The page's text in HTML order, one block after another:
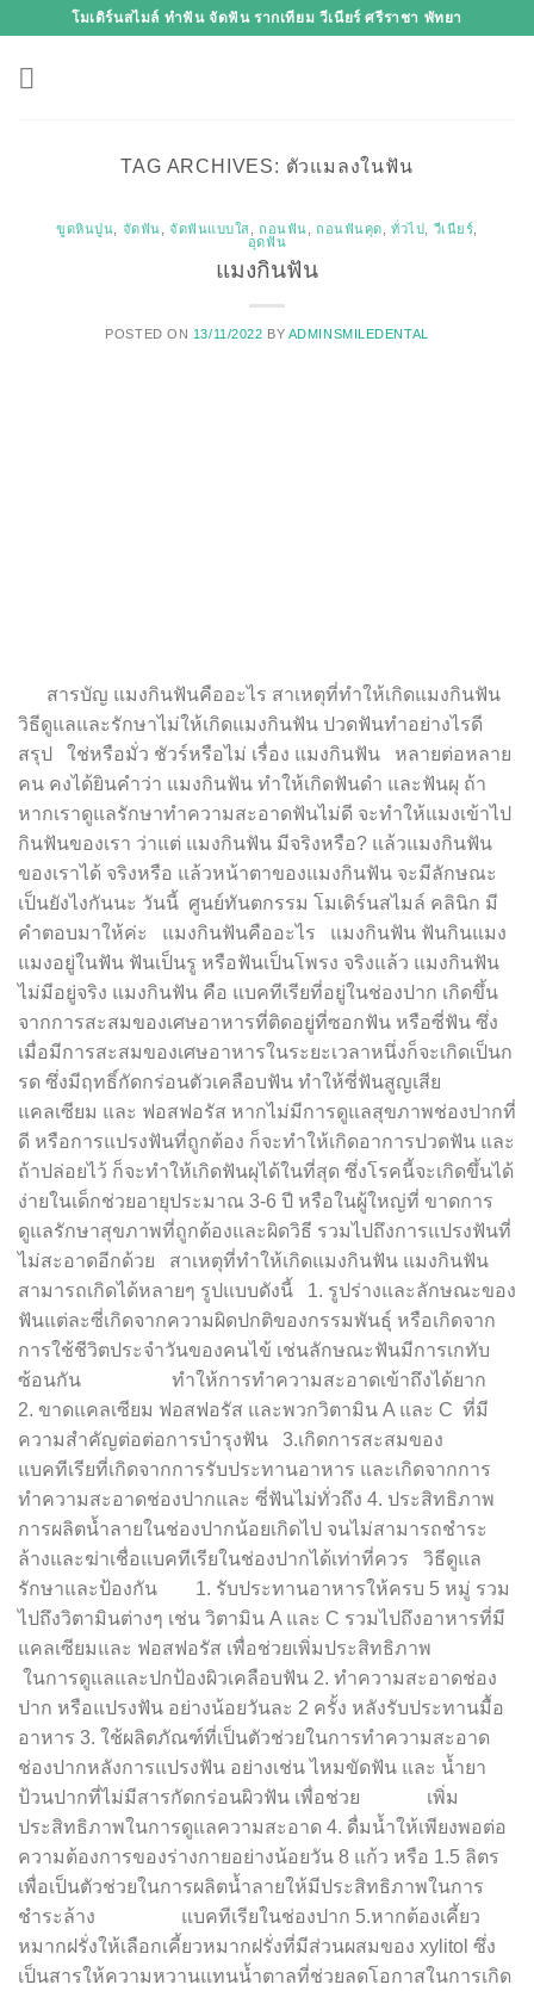
content
โมเดิร์นสไมล์ ทำฟัน จัดฟัน รากเทียม วีเนียร์ ศรีราชา พัทยา
TAG ARCHIVES: ตัวแมลงในฟัน
ขูดหินปูน จัดฟัน จัดฟันแบบใส ถอนฟัน ถอนฟันคุด ,ทั่วไป วีเนียร์
อุดฟัน
แมงกินฟัน
POSTED ON 13/11/2022 BY ADMINSMILEDENTAL
สารบัญ แมงกินฟันคืออะไร สาเหตุที่ทำให้เกิดแมงกินฟัน
วิธีดูแลและรักษาไม่ให้เกิดแมงกินฟัน ปวดฟันทำอย่างไรดี
สรุป ใช่หรือมั่ว ชัวร์หรือไม่ เรื่อง แมงกินฟัน หลายต่อหลาย
คน คงได้ยินคำว่า แมงกินฟัน ทำให้เกิดฟันดำ และฟันผุ ถ้า
หากเราดูแลรักษาทำความสะอาดฟันไม่ดี จะทำให้แมงเข้าไป
กินฟันของเรา ว่าแต่ แมงกินฟัน มีจริงหรือ? แล้วแมงกินฟัน
ของเราได้ จริงหรือ แล้วหน้าตาของแมงกินฟัน จะมีลักษณะ
เป็นยังไงกันนะ วันนี้ ศูนย์ทันตกรรม โมเดิร์นสไมล์ คลินิก มี
คำตอบมาให้ค่ะ แมงกินฟันคืออะไร แมงกินฟัน ฟันกินแมง
แมงอยู่ในฟัน ฟันเป็นรู หรือฟันเป็นโพรง จริงแล้ว แมงกินฟัน
ไม่มีอยู่จริง แมงกินฟัน คือ แบคทีเรียที่อยู่ในช่องปาก เกิดขึ้น
จากการสะสมของเศษอาหารที่ติดอยู่ที่ซอกฟัน หรือซี่ฟัน ซึ่ง
เมื่อมีการสะสมของเศษอาหารในระยะเวลาหนึ่งก็จะเกิดเป็นก
รด ซึ่งมีฤทธิ์กัดกร่อนตัวเคลือบฟัน ทำให้ซี่ฟันสูญเสีย
แคลเซียม และ ฟอสฟอรัส หากไม่มีการดูแลสุขภาพช่องปากที่
ดี หรือการแปรงฟันที่ถูกต้อง ก็จะทำให้เกิดอาการปวดฟัน และ
ถ้าปล่อยไว้ ก็จะทำให้เกิดฟันผุได้ในที่สุด ซึ่งโรคนี้จะเกิดขึ้นได้
ง่ายในเด็กช่วยอายุประมาณ 3-6 ปี หรือในผู้ใหญ่ที่ ขาดการ
ดูแลรักษาสุขภาพที่ถูกต้องและผิดวิธี รวมไปถึงการแปรงฟันที่
ไม่สะอาดอีกด้วย สาเหตุที่ทำให้เกิดแมงกินฟัน แมงกินฟัน
สามารถเกิดได้หลายๆ รูปแบบดังนี้ 1. รูปร่างและลักษณะของ
ฟันแต่ละซี่เกิดจากความผิดปกติของกรรมพันธุ์ หรือเกิดจาก
การใช้ชีวิตประจำวันของคนไข้ เช่นลักษณะฟันมีการเกทับ
ซ้อนกัน ทำให้การทำความสะอาดเข้าถึงได้ยาก
2. ขาดแคลเซียม ฟอสฟอรัส และพวกวิตามิน A และ C ที่มี
ความสำคัญต่อต่อการบำรุงฟัน 3.เกิดการสะสมของ
แบคทีเรียที่เกิดจากการรับประทานอาหาร และเกิดจากการ
ทำความสะอาดช่องปากและ ซี่ฟันไม่ทั่วถึง 4. ประสิทธิภาพ
การผลิตน้ำลายในช่องปากน้อยเกิดไป จนไม่สามารถชำระ
ล้างและฆ่าเชื่อแบคทีเรียในช่องปากได้เท่าที่ควร วิธีดูแล
รักษาและป้องกัน 1. รับประทานอาหารให้ครบ 5 หมู่ รวม
ไปถึงวิตามินต่างๆ เช่น วิตามิน A และ C รวมไปถึงอาหารที่มี
แคลเซียมและ ฟอสฟอรัส เพื่อช่วยเพิ่มประสิทธิภาพ
ในการดูแลและปกป้องผิวเคลือบฟัน 2. ทำความสะอาดช่อง
ปาก หรือแปรงฟัน อย่างน้อยวันละ 2 ครั้ง หลังรับประทานมื้อ
อาหาร 3. ใช้ผลิตภัณฑ์ที่เป็นตัวช่วยในการทำความสะอาด
ช่องปากหลังการแปรงฟัน อย่างเช่น ไหมขัดฟัน และ น้ำยา
ป้วนปากที่ไม่มีสารกัดกร่อนผิวฟัน เพื่อช่วย เพิ่ม
ประสิทธิภาพในการดูแลความสะอาด 4. ดื่มน้ำให้เพียงพอต่อ
ความต้องการของร่างกายอย่างน้อยวัน 8 แก้ว หรือ 1.5 ลิตร
เพื่อเป็นตัวช่วยในการผลิตน้ำลายให้มีประสิทธิภาพในการ
ชำระล้าง แบคทีเรียในช่องปาก 5.หากต้องเคี้ยว
หมากฝรั่งให้เลือกเคี้ยวหมากฝรั่งที่มีส่วนผสมของ xylitol ซึ่ง
เป็นสารให้ความหวานแทนน้ำตาลที่ช่วยลดโอกาสในการเกิด